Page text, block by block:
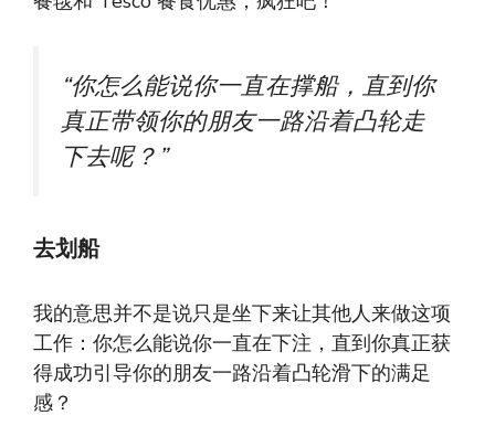
“你怎么能说你一直在撑船，直到你
真正带领你的朋友一路沿着凸轮走
下去呢？”
去划船
我的意思并不是说只是坐下来让其他人来做这项
工作：你怎么能说你一直在下注，直到你真正获
得成功引导你的朋友一路沿着凸轮滑下的满足
感？